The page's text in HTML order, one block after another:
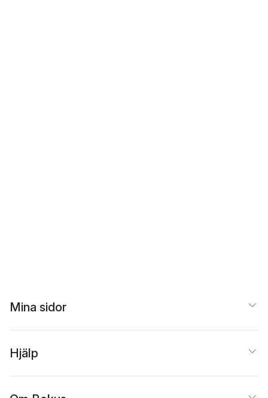
Mina sidor
Hjälp